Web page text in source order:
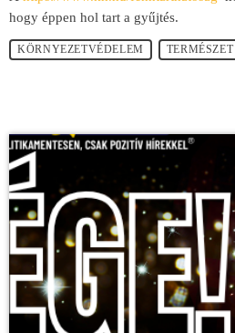
hogy éppen hol tart a gyűjtés.
KÖRNYEZETVÉDELEM TERMÉSZET